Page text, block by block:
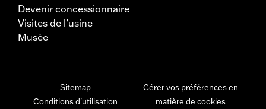
Devenir concessionnaire
Visites de l’usine
Musée
Sitemap
Conditions d'utilisation
Gérer vos préférences en
matière de cookies